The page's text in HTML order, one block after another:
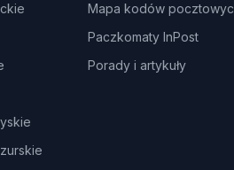
Mapa kodów
Paczkomaty InPost
Porady i artykuły